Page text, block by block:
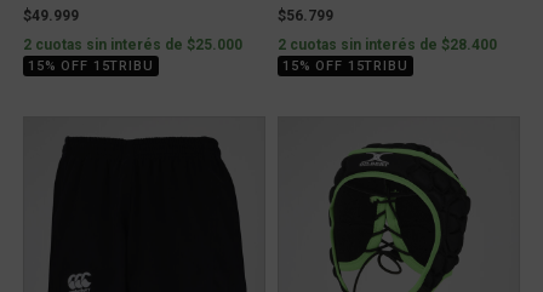
$49.999
2 cuotas sin interés de $25.000
15% OFF 15TRIBU
$56.799
2 cuotas sin interés de $28.400
15% OFF 15TRIBU